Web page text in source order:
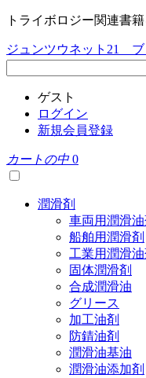
トライボロジー関連書
ジュンツウネット21 ブ
ゲスト
ログイン
新規会員登録
カートの中 0
潤滑剤
車両用潤滑油
船舶用潤滑剤
工業用潤滑油
固体潤滑剤
合成潤滑油
グリース
加工油剤
防錆油剤
潤滑油基油
潤滑油添加剤